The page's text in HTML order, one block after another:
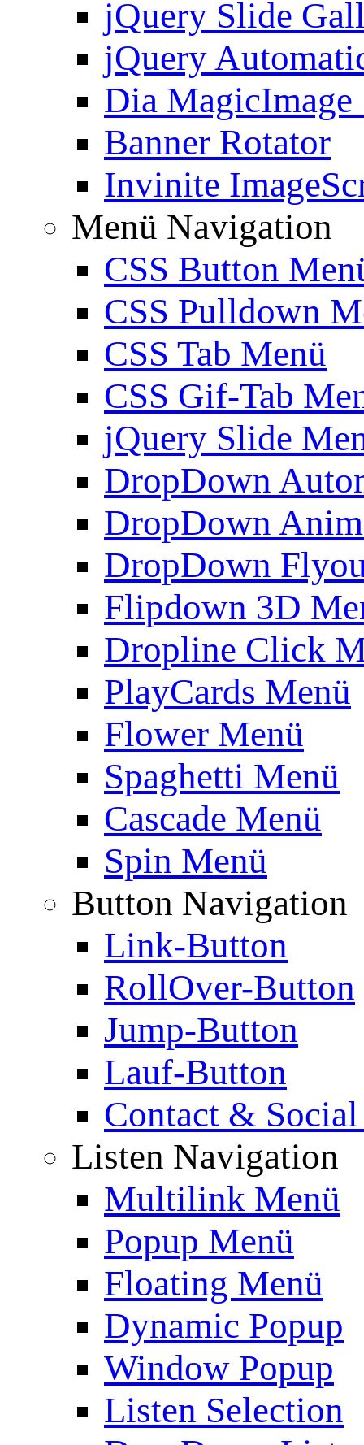
jQuery Slide
jQuery
Dia MagicImage
Banner Rotator
Invinite
Menü Navigation
CSS Button
CSS Pulldown
CSS Tab Menü
CSS Gif-Tab
jQuery Slide
DropDown
DropDown
DropDown
Flipdown 3D
Dropline Click
PlayCards Menü
Flower Menü
Spaghetti Menü
Cascade Menü
Spin Menü
Button Navigation
Link-Button
RollOver-Button
Jump-Button
Lauf-Button
Contact &
Listen Navigation
Multilink Menü
Popup Menü
Floating Menü
Dynamic Popup
Window Popup
Listen Selection